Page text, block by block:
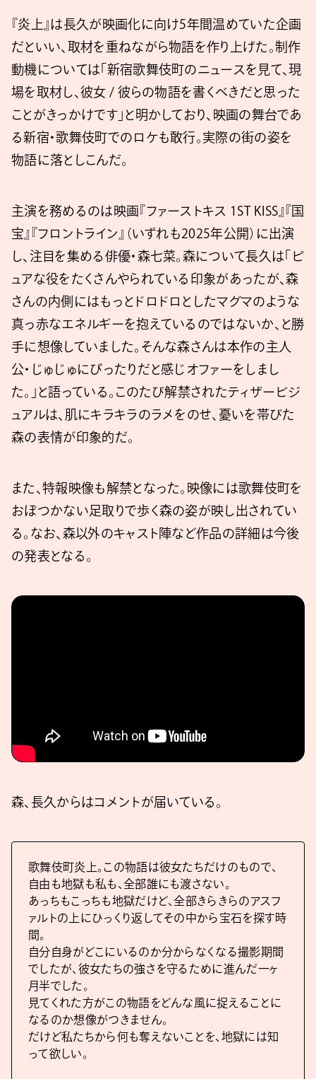
『炎上』は長久が映画化に向け5年間温めていた企画
だといい、取材を重ねながら物語を作り上げた。制作
動機については「新宿歌舞伎町のニュースを見て、現
場を取材し、彼女 / 彼らの物語を書くべきだと思った
ことがきっかけです」と明かしており、映画の舞台であ
る新宿・歌舞伎町でのロケも敢行。実際の街の姿を
物語に落としこんだ。
主演を務めるのは映画『ファーストキス 1ST KISS』『国
宝』『フロントライン』（いずれも2025年公開）に出演
し、注目を集める俳優・森七菜。森について長久は「ピ
ュアな役をたくさんやられている印象があったが、森
さんの内側にはもっとドロドロとしたマグマのような
真っ赤なエネルギーを抱えているのではないか、と勝
手に想像していました。そんな森さんは本作の主人
公・じゅじゅにぴったりだと感じオファーをしまし
た。」と語っている。このたび解禁されたティザービジ
ュアルは、肌にキラキラのラメをのせ、憂いを帯びた
森の表情が印象的だ。
また、特報映像も解禁となった。映像には歌舞伎町を
おぼつかない足取りで歩く森の姿が映し出されてい
る。なお、森以外のキャスト陣など作品の詳細は今後
の発表となる。
森、長久からはコメントが届いている。
歌舞伎町炎上。この物語は彼女たちだけのもので、
自由も地獄も私も、全部誰にも渡さない。
あっちもこっちも地獄だけど、全部きらきらのアスフ
ァルトの上にひっくり返してその中から宝石を探す時
間。
自分自身がどこにいるのか分からなくなる撮影期間
でしたが、彼女たちの強さを守るために進んだ一ヶ
月半でした。
見てくれた方がこの物語をどんな風に捉えることに
なるのか想像がつきません。
だけど私たちから何も奪えないことを、地獄には知
って欲しい。